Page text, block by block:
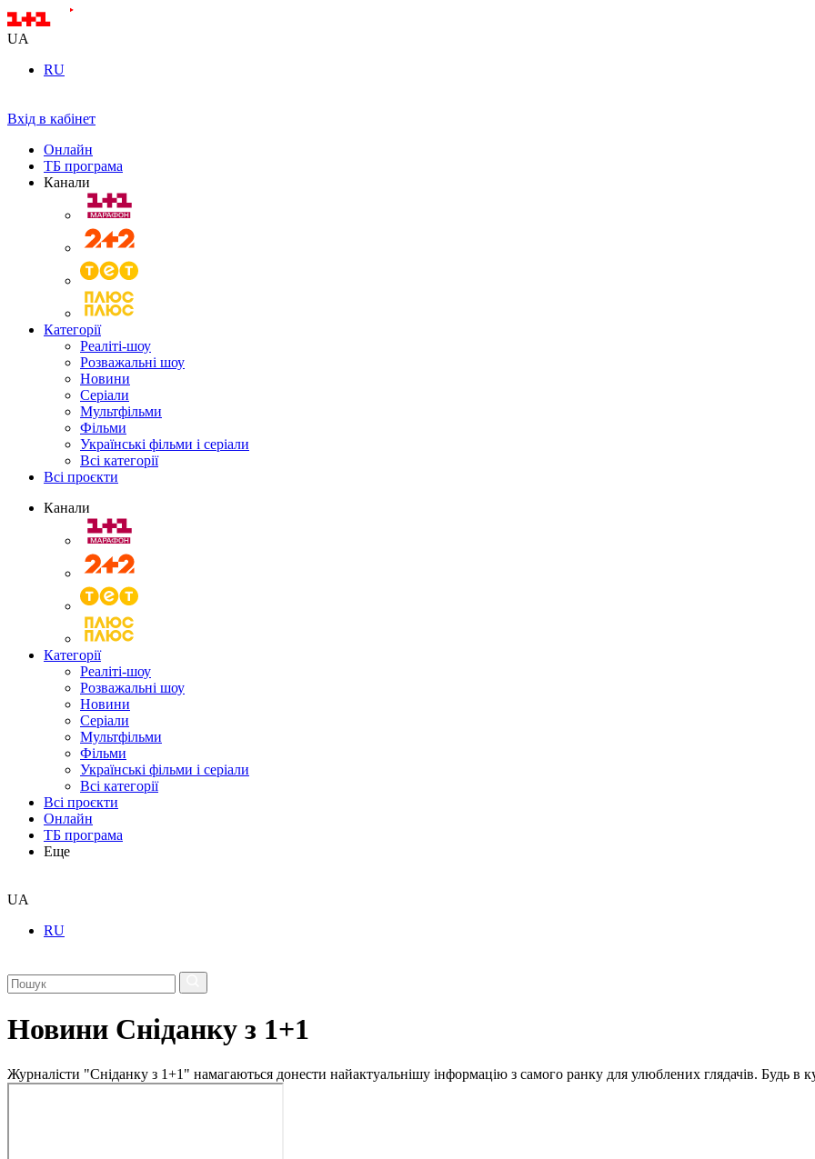
UA
RU
Вхід в кабінет
Онлайн
ТБ програма
Канали
Категорії
Реаліті-шоу
Розважальні шоу
Новини
Серіали
Мультфільми
Фільми
Українські фільми і серіали
Всі категорії
Всі проєкти
Канали
Категорії
Реаліті-шоу
Розважальні шоу
Новини
Серіали
Мультфільми
Фільми
Українські фільми і серіали
Всі категорії
Всі проєкти
Онлайн
ТБ програма
Еще
UA
RU
Новини Сніданку з 1+1
Журналісти "Сніданку з 1+1" намагаються донести найактуальнішу інформацію з самого ранку для улюблених глядачів. Будь в